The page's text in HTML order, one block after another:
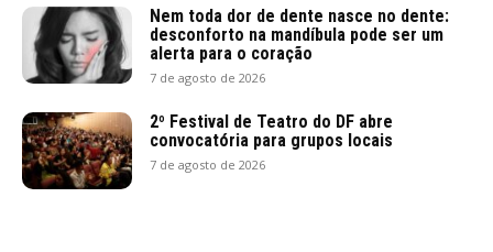
Nem toda dor de dente nasce no dente:
desconforto na mandíbula pode ser um
alerta para o coração
7 de agosto de 2026
2º Festival de Teatro do DF abre
convocatória para grupos locais
7 de agosto de 2026